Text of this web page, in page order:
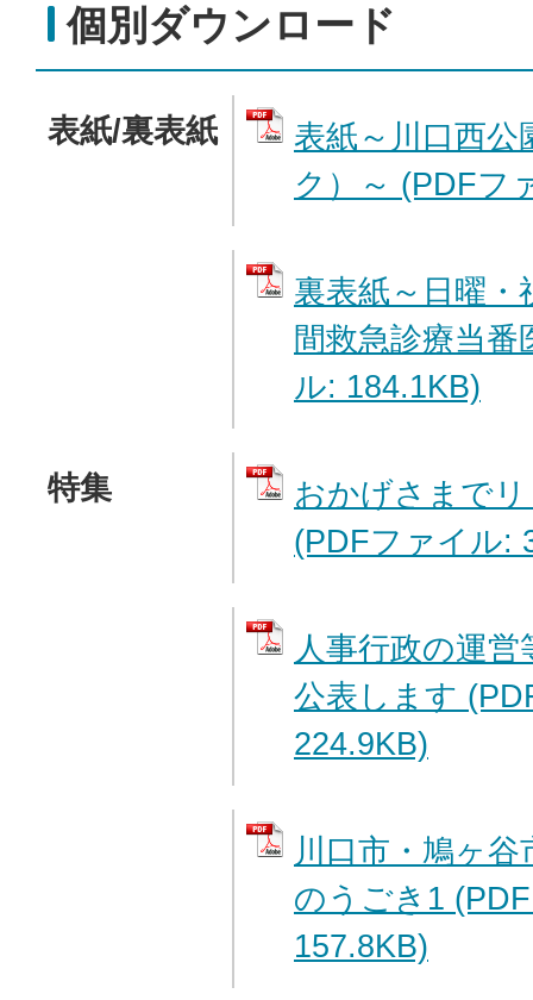
個別ダウンロード
表紙/裏表紙
表紙～川口西
ク）～ (PDFフ
裏表紙～日曜・
間救急診療当
ル: 184.1KB)
特集
おかげさまで
(PDFファイル:
人事行政の運
公表します
224.9KB)
川口市・鳩ヶ
のうごき1
157.8KB)